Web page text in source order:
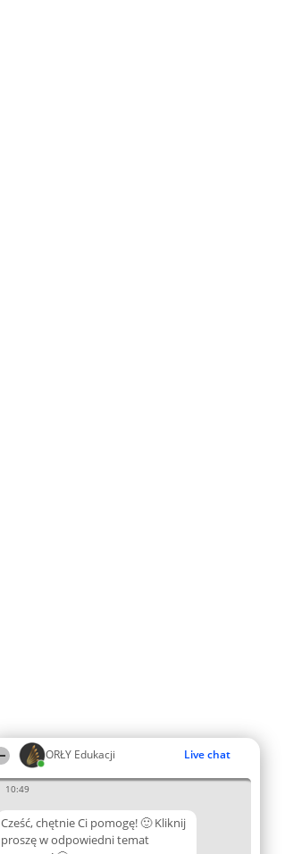
ORŁY Edukacji Live chat
10:49
Cześć, chętnie Ci pomogę! 🙂 Kliknij
proszę w odpowiedni temat